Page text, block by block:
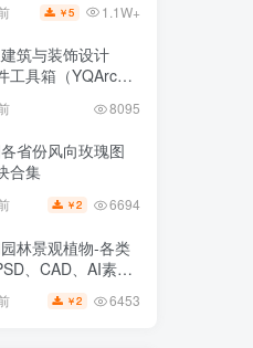
￥5 1.1W+
筑与装饰设计
工具箱（YQArch
8095
省份风向玫瑰图
合集
￥2 6694
林景观植物-各类
、CAD、AI素材
￥2 6453